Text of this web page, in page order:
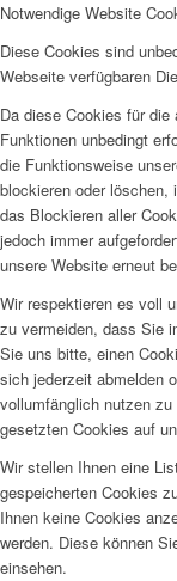
Notwendige Website
Diese Cookies sind
Webseite verfügbaren
Da diese Cookies für
Funktionen unbedingt
die Funktionsweise
blockieren oder löschen,
das Blockieren aller
jedoch immer
unsere Website erneut
Wir respektieren es voll
zu vermeiden, dass Sie
Sie uns bitte, einen
sich jederzeit abmelden
vollumfänglich nutzen
gesetzten Cookies auf
Wir stellen Ihnen eine
gespeicherten Cookies
Ihnen keine Cookies
werden. Diese können
einsehen.